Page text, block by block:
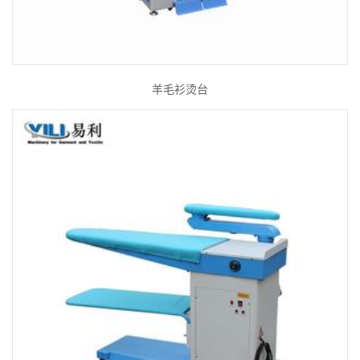
羊毛衫烫台